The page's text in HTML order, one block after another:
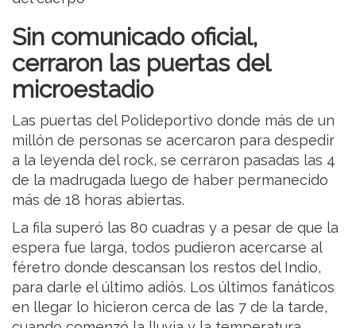
Sin comunicado oficial,
cerraron las puertas del
microestadio
Las puertas del Polideportivo donde más de un
millón de personas se acercaron para despedir
a la leyenda del rock, se cerraron pasadas las 4
de la madrugada luego de haber permanecido
más de 18 horas abiertas.
La fila superó las 80 cuadras y a pesar de que la
espera fue larga, todos pudieron acercarse al
féretro donde descansan los restos del Indio,
para darle el último adiós. Los últimos fanáticos
en llegar lo hicieron cerca de las 7 de la tarde,